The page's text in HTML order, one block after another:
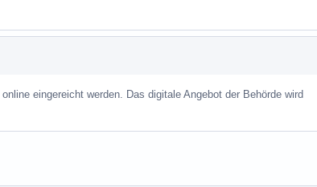
eingereicht werden. Das digitale Angebot der Behörde wird